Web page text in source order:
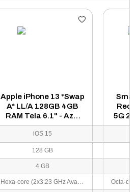
Apple iPhone 13 *Swap
A* LL/A 128GB 4GB
RAM Tela 6.1" - Azul
(Somente Aparelho)
5G
Dual
iOS 15
128 GB
4 GB
Hexa-core (2x3.23 GHz Avalanche + 4x1.82 GHz Blizzard)